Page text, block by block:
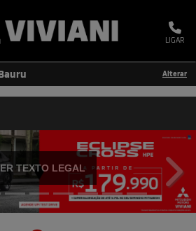
LIGAR
Alterar
TEXTO LEGAL